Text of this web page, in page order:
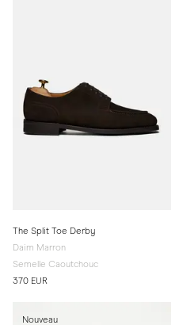
The Split Toe Derby
Daim Marron
Semelle Caoutchouc
370 EUR
Nouveau